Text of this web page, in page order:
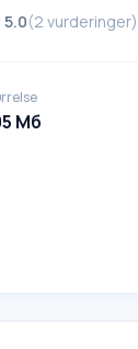
5.0(2 vurderinger)
Мб